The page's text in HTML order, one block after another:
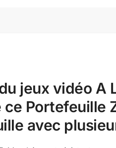
jeux vidéo A
ce Portefeuille
avec